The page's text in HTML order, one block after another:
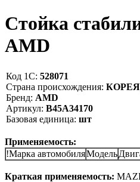
Стойка
AMD
Код 1С: 528071
Страна происхождения:
Бренд: AMD
Артикул: B45A34170
Базовая единица: шт
Применяемость:
!Марка автомобиляМодель
Краткая применяемость: